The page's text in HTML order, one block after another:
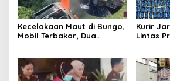
Kecelakaan Maut di Bungo,
Mobil Terbakar, Dua
Kurir
Lintas